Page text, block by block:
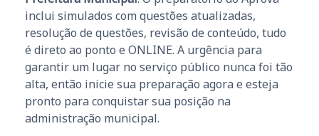
inclui simulados com questões atualizadas,
resolução de questões, revisão de conteúdo, tudo
é direto ao ponto e ONLINE. A urgência para
garantir um lugar no serviço público nunca foi tão
alta, então inicie sua preparação agora e esteja
pronto para conquistar sua posição na
administração municipal.